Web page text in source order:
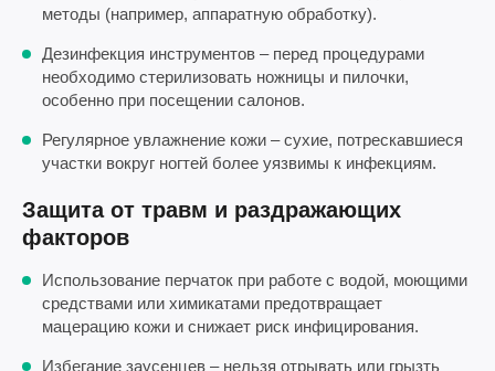
методы (например, аппаратную обработку).
Дезинфекция инструментов – перед процедурами
необходимо стерилизовать ножницы и пилочки,
особенно при посещении салонов.
Регулярное увлажнение кожи – сухие, потрескавшиеся
участки вокруг ногтей более уязвимы к инфекциям.
Защита от травм и раздражающих
факторов
Использование перчаток при работе с водой, моющими
средствами или химикатами предотвращает
мацерацию кожи и снижает риск инфицирования.
Избегание заусенцев – нельзя отрывать или грызть